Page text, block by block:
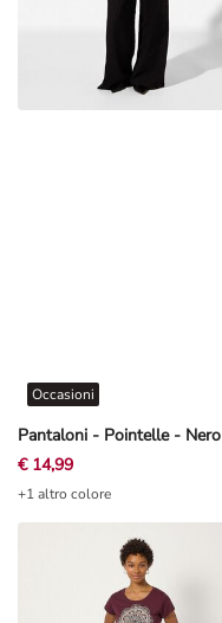
Pantaloni - Pointelle - Nero
Occasioni
€ 14,99
+1 altro colore